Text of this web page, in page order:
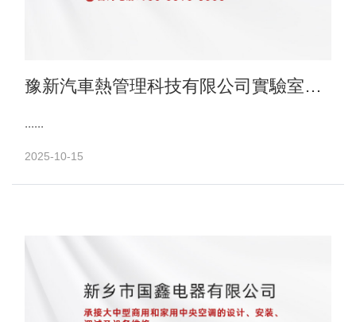
豫新汽車熱管理科技有限公司實驗室中
......
2025-10-15